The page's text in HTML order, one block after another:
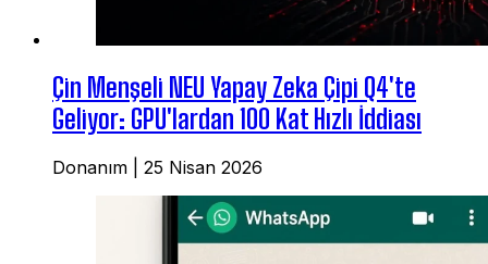
Çin Menşeli NEU Yapay Zeka Çipi Q4'te
Geliyor: GPU'lardan 100 Kat Hızlı İddiası
Donanım 25 Nisan 2026